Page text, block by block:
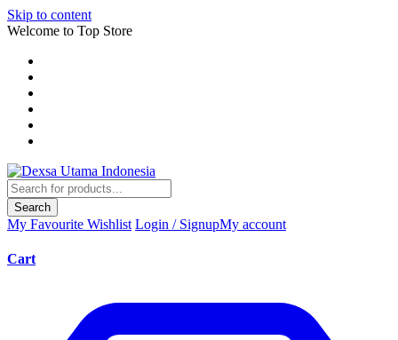
Skip to content
Welcome to Top Store
Search
My Favourite Wishlist Login / SignupMy account
Cart